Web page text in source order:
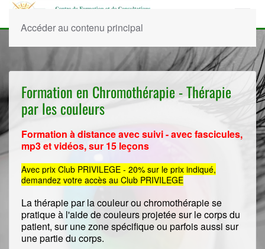
Accéder au contenu principal
Formation en Chromothérapie - Thérapie
par les couleurs
Formation à distance avec suivi - avec fascicules,
mp3 et vidéos, sur 15 leçons
Avec prix Club PRIVILEGE - 20% sur le prix indiqué,
demandez votre accès au Club PRIVILEGE
La thérapie par la couleur ou chromothérapie se
pratique à l'aide de couleurs projetée sur le corps du
patient, sur une zone spécifique ou parfois aussi sur
une partie du corps.